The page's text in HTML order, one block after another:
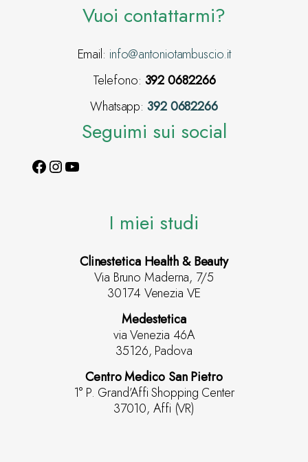
Vuoi contattarmi?
Email: info@antoniotambuscio.it
Telefono: 392 0682266
Whatsapp:392 0682266
Seguimi sui social
I miei studi
Clinestetica Health & Beauty
Via Bruno Maderna, 7/5
30174 Venezia VE
Medestetica
via Venezia 46A
35126, Padova
Centro Medico San Pietro
1° P. Grand’Affi Shopping Center
37010, Affi (VR)